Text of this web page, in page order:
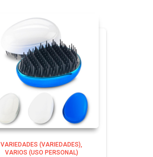
VARIEDADES (VARIEDADES)
VARIOS (USO PERSONAL)